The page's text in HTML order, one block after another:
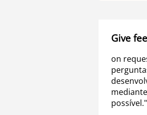
Give
on